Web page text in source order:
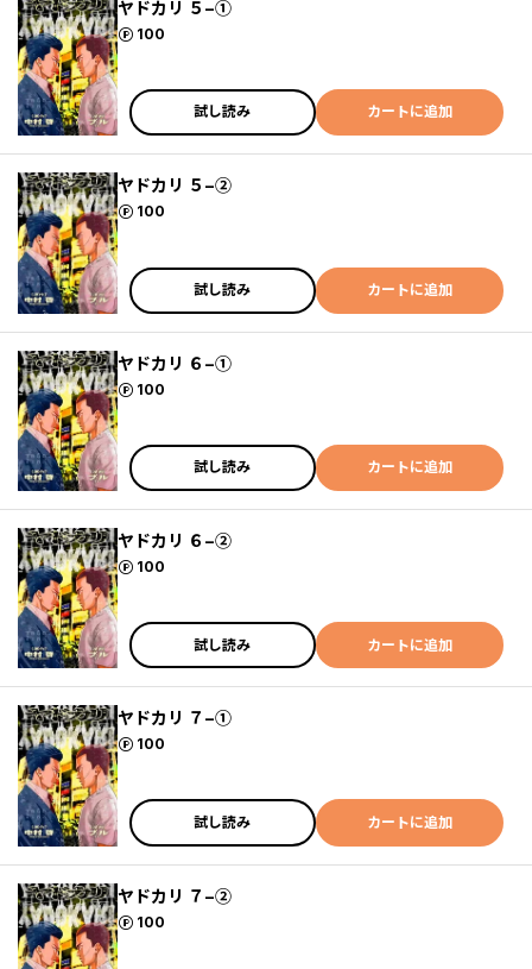
ヤドカリ ５−①
100
ポイント
試し読み カートに追加
ヤドカリ ５−②
100
ポイント
試し読み カートに追加
ヤドカリ ６−①
100
ポイント
試し読み カートに追加
ヤドカリ ６−②
100
ポイント
試し読み カートに追加
ヤドカリ ７−①
100
ポイント
試し読み カートに追加
ヤドカリ ７−②
100
ポイント